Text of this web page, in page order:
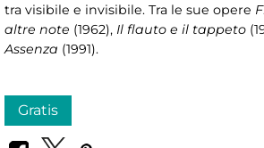
tra visibile e invisibile. Tra le sue opere
altre note (1962), Il flauto e il tappeto
Assenza (1991).
Gratis